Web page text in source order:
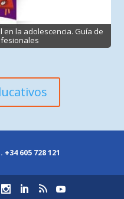
la adolescencia. Guía de
+34 605 728 121